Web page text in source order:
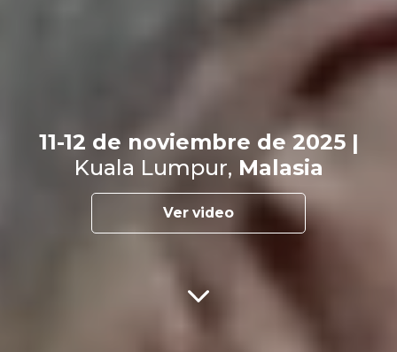
11-12 de noviembre de 2025 |
Kuala Lumpur, Malasia
Ver video